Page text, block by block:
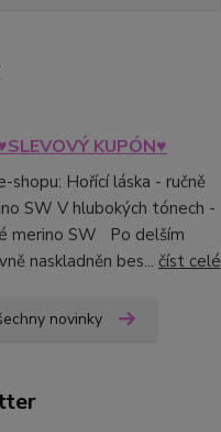
KUPÓN♥
shopu: Hořící láska - ručně
SW V hlubokých tónech -
merino SW Po delším
naskladněn bes... číst celé
novinky